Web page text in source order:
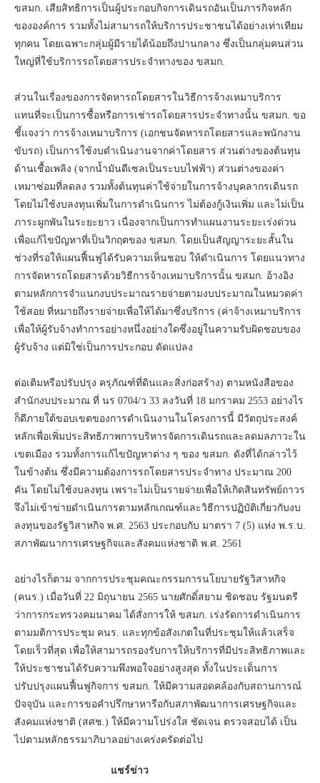
ขสมก. เสียสิทธิการเป็นผู้ประกอบกิจการเดินรถอันเป็นภารกิจหลัก
ขององค์การ รวมทั้งไม่สามารถให้บริการประชาชนได้อย่างเท่าเทียม
ทุกคน โดยเฉพาะกลุ่มผู้มีรายได้น้อยถึงปานกลาง ซึ่งเป็นกลุ่มคนส่วน
ใหญ่ที่ใช้บริการรถโดยสารประจำทางของ ขสมก.
ส่วนในเรื่องของการจัดหารถโดยสารในวิธีการจ้างเหมาบริการ
แทนที่จะเป็นการซื้อหรือการเช่ารถโดยสารประจำทางนั้น ขสมก. ขอ
ชี้แจงว่า การจ้างเหมาบริการ (เอกชนจัดหารถโดยสารและพนักงาน
ขับรถ) เป็นการใช้งบดำเนินงานจากค่าโดยสาร ส่วนต่างของต้นทุน
ด้านเชื้อเพลิง (จากน้ำมันดีเซลเป็นระบบไฟฟ้า) ส่วนต่างของค่า
เหมาซ่อมที่ลดลง รวมทั้งต้นทุนค่าใช้จ่ายในการจ้างบุคลากรเดินรถ
โดยไม่ใช้งบลงทุนเพิ่มในการดำเนินการ ไม่ต้องกู้เงินเพิ่ม และไม่เป็น
ภาระผูกพันในระยะยาว เนื่องจากเป็นการทำแผนงานระยะเร่งด่วน
เพื่อแก้ไขปัญหาที่เป็นวิกฤตของ ขสมก. โดยเป็นสัญญาระยะสั้นใน
ช่วงที่รอให้แผนฟื้นฟูได้รับความเห็นชอบ ให้ดำเนินการ โดยแนวทาง
การจัดหารถโดยสารด้วยวิธีการจ้างเหมาบริการนั้น ขสมก. อ้างอิง
ตามหลักการจำแนกงบประมาณรายจ่ายตามงบประมาณในหมวดค่า
ใช้สอย ที่หมายถึงรายจ่ายเพื่อให้ได้มาซึ่งบริการ (ค่าจ้างเหมาบริการ
เพื่อให้ผู้รับจ้างทำการอย่างหนึ่งอย่างใดซึ่งอยู่ในความรับผิดชอบของ
ผู้รับจ้าง แต่มิใช่เป็นการประกอบ ดัดแปลง
ต่อเติมหรือปรับปรุง ครุภัณฑ์ที่ดินและสิ่งก่อสร้าง) ตามหนังสือของ
สำนักงบประมาณ ที่ นร 0704/ว 33 ลงวันที่ 18 มกราคม 2553 อย่างไร
ก็ดีภายใต้ขอบเขตของการดำเนินงานในโครงการนี้ มีวัตถุประสงค์
หลักเพื่อเพิ่มประสิทธิภาพการบริหารจัดการเดินรถและลดมลภาวะใน
เขตเมือง รวมทั้งการแก้ไขปัญหาต่าง ๆ ของ ขสมก. ดังที่ได้กล่าวไว้
ในข้างต้น ซึ่งมีความต้องการรถโดยสารประจำทาง ประมาณ 200
คัน โดยไม่ใช้งบลงทุน เพราะไม่เป็นรายจ่ายเพื่อให้เกิดสินทรัพย์ถาวร
จึงไม่เข้าข่ายดำเนินการตามหลักเกณฑ์และวิธีการปฏิบัติเกี่ยวกับงบ
ลงทุนของรัฐวิสาหกิจ พ.ศ. 2563 ประกอบกับ มาตรา 7 (5) แห่ง พ.ร.บ.
สภาพัฒนาการเศรษฐกิจและสังคมแห่งชาติ พ.ศ. 2561
อย่างไรก็ตาม จากการประชุมคณะกรรมการนโยบายรัฐวิสาหกิจ
(คนร.) เมื่อวันที่ 22 มิถุนายน 2565 นายศักดิ์สยาม ชิดชอบ รัฐมนตรี
ว่าการกระทรวงคมนาคม ได้สั่งการให้ ขสมก. เร่งรัดการดำเนินการ
ตามมติการประชุม คนร. และทุกข้อสังเกตในที่ประชุมให้แล้วเสร็จ
โดยเร็วที่สุด เพื่อให้สามารถรองรับการให้บริการที่มีประสิทธิภาพและ
ให้ประชาชนได้รับความพึงพอใจอย่างสูงสุด ทั้งในประเด็นการ
ปรับปรุงแผนฟื้นฟูกิจการ ขสมก. ให้มีความสอดคล้องกับสถานการณ์
ปัจจุบัน และการขอคำปรึกษาหารือกับสภาพัฒนาการเศรษฐกิจและ
สังคมแห่งชาติ (สศช.) ให้มีความโปร่งใส ชัดเจน ตรวจสอบได้ เป็น
ไปตามหลักธรรมาภิบาลอย่างเคร่งครัดต่อไป
แชร์ข่าว